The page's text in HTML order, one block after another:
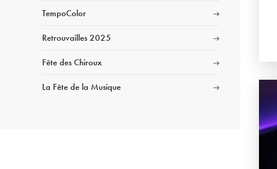
TempoColor
Retrouvailles 2025
Fête des Chiroux
La Fête de la Musique